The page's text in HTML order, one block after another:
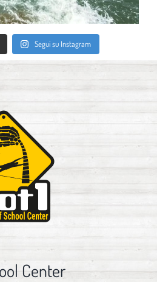
Segui su Instagram
Center